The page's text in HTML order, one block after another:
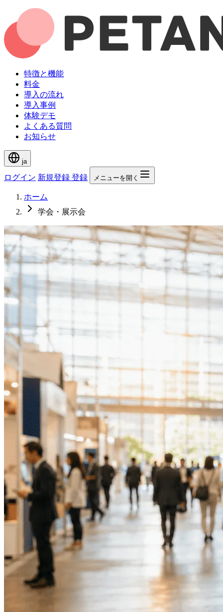
特徴と機能
料金
導入の流れ
導入事例
体験デモ
よくある質問
お知らせ
ja
ログイン 新規登録 登録 メニューを開く
ホーム
学会・展示会